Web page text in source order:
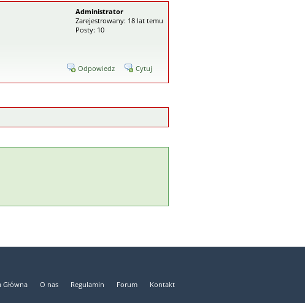
Administrator
Zarejestrowany: 18 lat temu
Posty: 10
Odpowiedz Cytuj
Główna O nas Regulamin Forum Kontakt